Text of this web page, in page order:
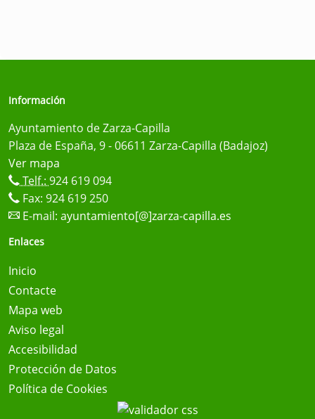
Información
Ayuntamiento de Zarza-Capilla
Plaza de España, 9 - 06611 Zarza-Capilla (Badajoz)
Ver mapa
Telf.: 924 619 094
Fax: 924 619 250
E-mail: ayuntamiento[@]zarza-capilla.es
Enlaces
Inicio
Contacte
Mapa web
Aviso legal
Accesibilidad
Protección de Datos
Política de Cookies